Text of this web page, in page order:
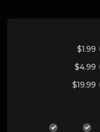
$1.99
$4.99
$19.99